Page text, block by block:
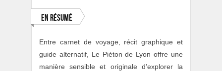
En résumé
Entre carnet de voyage, récit graphique et
guide alternatif, Le Piéton de Lyon offre une
manière sensible et originale d’explorer la